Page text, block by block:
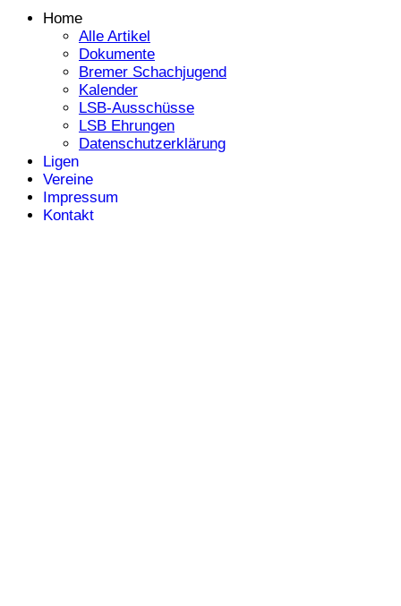
Home
Alle Artikel
Dokumente
Bremer Schachjugend
Kalender
LSB-Ausschüsse
LSB Ehrungen
Datenschutzerklärung
Ligen
Vereine
Impressum
Kontakt